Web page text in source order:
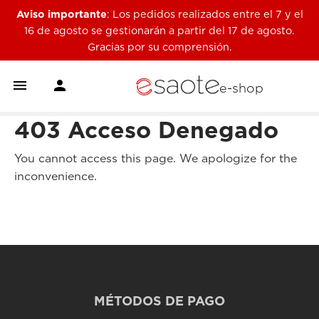
Aviso importante: Los pedidos realizados entre el 7 y el
16 de agosto se gestionarán a partir del 17 de agosto.
Gracias por su comprensión.
  e-shop
403 Acceso Denegado
You cannot access this page. We apologize for the
inconvenience.
MÉTODOS DE PAGO